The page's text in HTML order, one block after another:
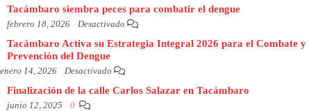
Tacámbaro siembra peces para combatir el dengue
febrero 18, 2026 Desactivado
Tacámbaro Activa su Estrategia Integral 2026 para el Combate y
Prevención del Dengue
enero 14, 2026 Desactivado
Finalización de la calle Carlos Salazar en Tacámbaro
junio 12, 2025 0